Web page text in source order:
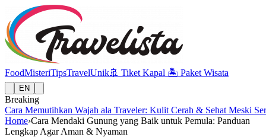
FoodMisteriTipsTravelUnik🚢 Tiket Kapal 🏝️ Paket Wisata
EN
Breaking
Cara Memutihkan Wajah ala Traveler: Kulit Cerah & Sehat Meski
Home›Cara Mendaki Gunung yang Baik untuk Pemula: Panduan
Lengkap Agar Aman & Nyaman